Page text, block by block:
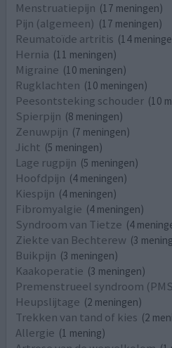
Menstruatiepijn (17 meningen)
Pijn (algemeen) (17 meningen)
Reumatoïde artritis (14
Hernia (11 meningen)
Migraine (10 meningen)
Rugklachten (10 meningen)
Peesontsteking schouder (10
Spierpijn (8 meningen)
Zenuwpijn (7 meningen)
Jicht (5 meningen)
Lage rugpijn (5 meningen)
Hoofdpijn (4 meningen)
Kiespijn (4 meningen)
Fibromyalgie (4 meningen)
Syndroom van Tietze (4
Ziekte van Bechterew (3
Buikpijn (3 meningen)
Kaakoperatie (3 meningen)
Premenstrueel syndroom
Heupslijtage (2 meningen)
Trekken van tand of kies (2
Allergie (1 mening)